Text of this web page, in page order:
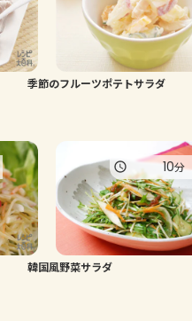
季節のフルーツポテトサラダ
韓国風野菜サラダ
10分